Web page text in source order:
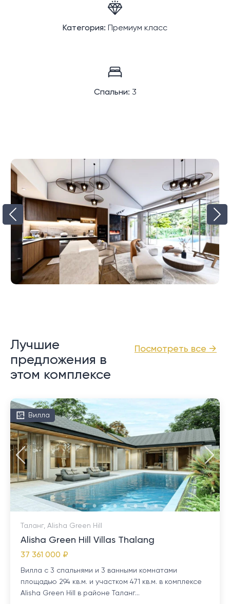
Категория: Премиум класс
Спальни: 3
Посмотреть все →
Лучшие
предложения в
этом комплексе
Вилла
Таланг, Alisha Green Hill
Alisha Green Hill Villas Thalang
37 361 000 ₽
Вилла с 3 спальнями и 3 ванными комнатами
площадью 294 кв.м. и участком 471 кв.м. в комплексе
Alisha Green Hill в районе Таланг...